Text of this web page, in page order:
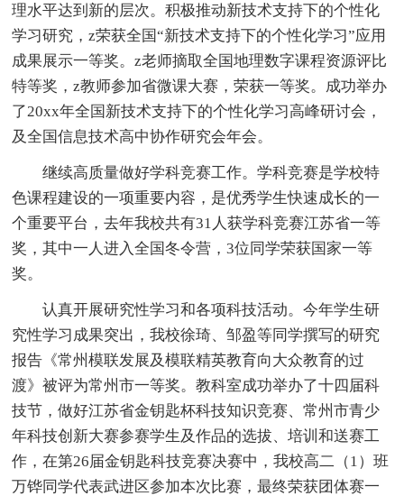
理水平达到新的层次。积极推动新技术支持下的个性化
学习研究，z荣获全国“新技术支持下的个性化学习”应用
成果展示一等奖。z老师摘取全国地理数字课程资源评比
特等奖，z教师参加省微课大赛，荣获一等奖。成功举办
了20xx年全国新技术支持下的个性化学习高峰研讨会，
及全国信息技术高中协作研究会年会。
继续高质量做好学科竞赛工作。学科竞赛是学校特
色课程建设的一项重要内容，是优秀学生快速成长的一
个重要平台，去年我校共有31人获学科竞赛江苏省一等
奖，其中一人进入全国冬令营，3位同学荣获国家一等
奖。
认真开展研究性学习和各项科技活动。今年学生研
究性学习成果突出，我校徐琦、邹盈等同学撰写的研究
报告《常州模联发展及模联精英教育向大众教育的过
渡》被评为常州市一等奖。教科室成功举办了十四届科
技节，做好江苏省金钥匙杯科技知识竞赛、常州市青少
年科技创新大赛参赛学生及作品的选拔、培训和送赛工
作，在第26届金钥匙科技竞赛决赛中，我校高二（1）班
万铧同学代表武进区参加本次比赛，最终荣获团体赛一